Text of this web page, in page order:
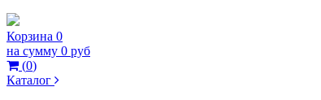
Корзина 0
на сумму 0 руб
(0)
Каталог